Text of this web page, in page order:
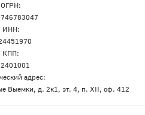
ОГРН:
ИНН:
КПП:
адрес:
Выемки, д. 2к1, эт. 4, п. XII, оф. 412